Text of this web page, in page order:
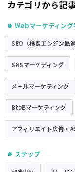
カテゴリから記
● Webマーケティング
SEO（検索エンジン最適
SNSマーケティング
メールマーケティング
BtoBマーケティング
アフィリエイト広告・
● ステップ